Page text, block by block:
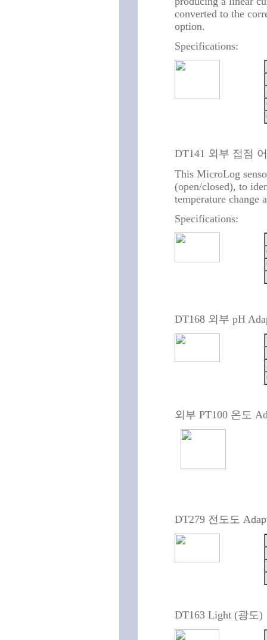
converted to the
option.
Specifications:
DT141 외부 접점
This MicroLog
(open/closed), to
temperature change
Specifications:
DT168 외부 pH
외부 PT100 온도
DT279 전도도
DT163 Light (광도)